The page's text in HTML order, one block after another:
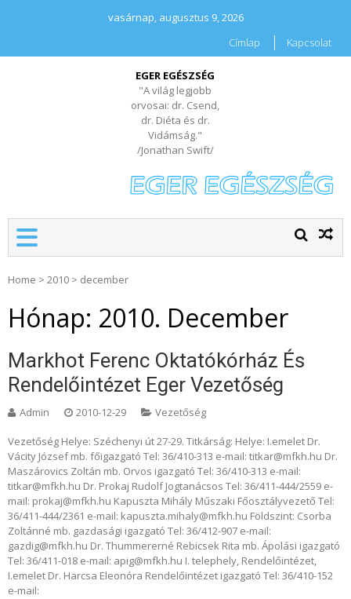
vasárnap, augusztus 9, 2026
Címlap
Kapcsolat
EGER EGÉSZSÉG
"A világ legjobb
orvosai: dr. Csend,
dr. Diéta és dr.
Vidámság."
/Jonathan Swift/
Home > 2010 > december
Hónap: 2010. December
Markhot Ferenc Oktatókórház És
Rendelőintézet Eger Vezetőség
Admin 2010-12-29 Vezetőség
Vezetőség Helye: Széchenyi út 27-29. Titkárság: Helye: I.emelet Dr.
Vácity József mb. főigazgató Tel: 36/410-313 e-mail: titkar@mfkh.hu Dr.
Maszárovics Zoltán mb. Orvos igazgató Tel: 36/410-313 e-mail:
titkar@mfkh.hu Dr. Prokaj Rudolf Jogtanácsos Tel: 36/411-444/2559 e-
mail: prokaj@mfkh.hu Kapuszta Mihály Műszaki Főosztályvezető Tel:
36/411-444/2361 e-mail: kapuszta.mihaly@mfkh.hu Földszint: Csorba
Zoltánné mb. gazdasági igazgató Tel: 36/412-907 e-mail:
gazdig@mfkh.hu Dr. Thummererné Rebicsek Rita mb. Ápolási igazgató
Tel: 36/411-018 e-mail: apig@mfkh.hu I. telephely, Rendelőintézet,
I.emelet Dr. Harcsa Eleonóra Rendelőintézet igazgató Tel: 36/410-152
e-mail: